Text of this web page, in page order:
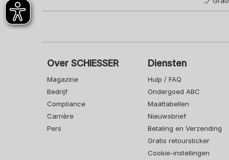
Over SCHIESSER
Magazine
Bedrijf
Compliance
Carrière
Pers
Diensten
Hulp / FAQ
Ondergoed ABC
Maattabellen
Nieuwsbrief
Betaling en Verzending
Gratis retoursticker
Cookie-instellingen